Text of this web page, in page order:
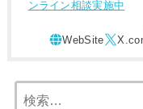
ンライン相談実施中